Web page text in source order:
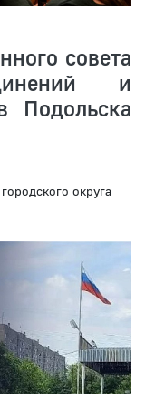
совета
и
Подольска
округа